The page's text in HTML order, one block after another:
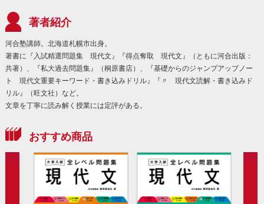
著者紹介
河合塾講師。北海道札幌市出身。
著書に『入試精選問題集 現代文』『得点奪取 現代文』（ともに河合出版：
共著）、『私大過去問題集』（桐原書店）、『基礎からのジャンプアップノー
ト 現代文重要キーワード・書き込みドリル』『〃 現代文読解・書き込みド
リル』（旺文社）など。
文章を丁寧に読み解く授業には定評がある。
おすすめ商品